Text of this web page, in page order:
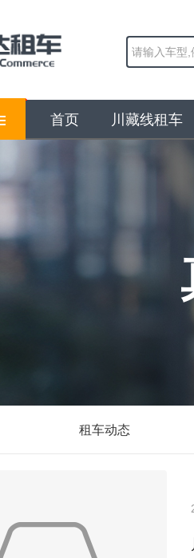
首页 川藏线租车
租车动态